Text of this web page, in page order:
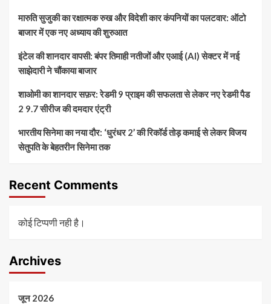
मारुति सुजुकी का रक्षात्मक रुख और विदेशी कार कंपनियों का पलटवार: ऑटो
बाजार में एक नए अध्याय की शुरुआत
इंटेल की शानदार वापसी: बंपर तिमाही नतीजों और एआई (AI) सेक्टर में नई
साझेदारी ने चौंकाया बाजार
शाओमी का शानदार सफ़र: रेडमी 9 प्राइम की सफलता से लेकर नए रेडमी पैड
2 9.7 सीरीज की दमदार एंट्री
भारतीय सिनेमा का नया दौर: ‘धुरंधर 2’ की रिकॉर्ड तोड़ कमाई से लेकर विजय
सेतुपति के बेहतरीन सिनेमा तक
Recent Comments
कोई टिप्पणी नही है।
Archives
जून 2026